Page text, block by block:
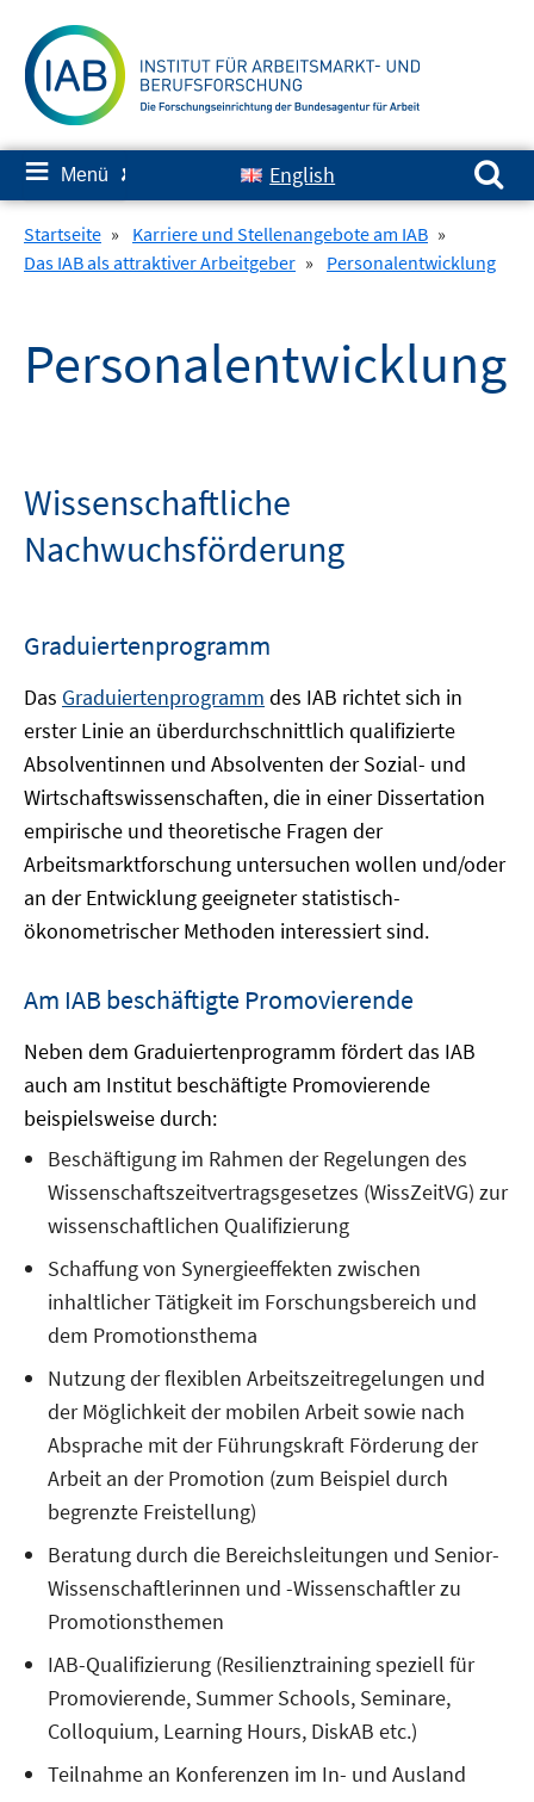
zum
Inhalt
≡ Menü ✘ English
Suchen nach:
Startseite » Karriere und Stellenangebote am IAB »
Das IAB als attraktiver Arbeitgeber » Personalentwicklung
Personalentwicklung
Wissenschaftliche
Nachwuchsförderung
Graduiertenprogramm
Das Graduiertenprogramm des IAB richtet sich in
erster Linie an überdurchschnittlich qualifizierte
Absolventinnen und Absolventen der Sozial- und
Wirtschaftswissenschaften, die in einer Dissertation
empirische und theoretische Fragen der
Arbeitsmarktforschung untersuchen wollen und/oder
an der Entwicklung geeigneter statistisch-
ökonometrischer Methoden interessiert sind.
Am IAB beschäftigte Promovierende
Neben dem Graduiertenprogramm fördert das IAB
auch am Institut beschäftigte Promovierende
beispielsweise durch:
Beschäftigung im Rahmen der Regelungen des
Wissenschaftszeitvertragsgesetzes (WissZeitVG) zur
wissenschaftlichen Qualifizierung
Schaffung von Synergieeffekten zwischen
inhaltlicher Tätigkeit im Forschungsbereich und
dem Promotionsthema
Nutzung der flexiblen Arbeitszeitregelungen und
der Möglichkeit der mobilen Arbeit sowie nach
Absprache mit der Führungskraft Förderung der
Arbeit an der Promotion (zum Beispiel durch
begrenzte Freistellung)
Beratung durch die Bereichsleitungen und Senior-
Wissenschaftlerinnen und -Wissenschaftler zu
Promotionsthemen
IAB-Qualifizierung (Resilienztraining speziell für
Promovierende, Summer Schools, Seminare,
Colloquium, Learning Hours, DiskAB etc.)
Teilnahme an Konferenzen im In- und Ausland